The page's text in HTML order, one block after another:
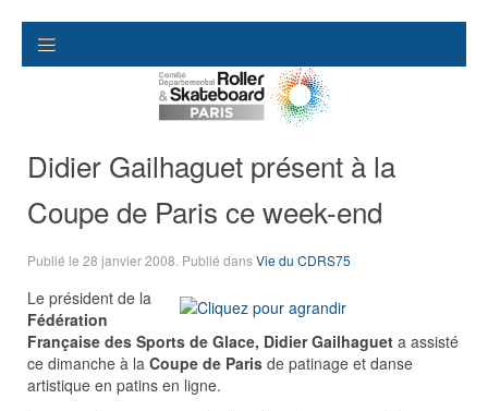
Didier Gailhaguet présent à la
Coupe de Paris ce week-end
Publié le 28 janvier 2008 . Publié dansVie du CDRS75
Le président de la
Fédération
Française des Sports de Glace, Didier Gailhaguet a assisté
ce dimanche à la Coupe de Paris de patinage et danse
artistique en patins en ligne.